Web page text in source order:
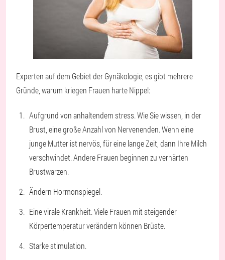
Experten auf dem Gebiet der Gynäkologie, es gibt mehrere
Gründe, warum kriegen Frauen harte Nippel:
Aufgrund von anhaltendem stress. Wie Sie wissen, in der
Brust, eine große Anzahl von Nervenenden. Wenn eine
junge Mutter ist nervös, für eine lange Zeit, dann Ihre Milch
verschwindet. Andere Frauen beginnen zu verhärten
Brustwarzen.
Ändern Hormonspiegel.
Eine virale Krankheit. Viele Frauen mit steigender
Körpertemperatur verändern können Brüste.
Starke stimulation.